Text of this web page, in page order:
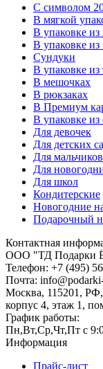
C символом
В мягкой
В упаковке из
В упаковке из
Сундуки
В упаковке из
В мешочках
В рюкзаках
В Премиум
В упаковке
Для девочек
Для детских
Для мальчиков
Для
Для школ
Кондитерские
Новогодние
Подарочный
Контактная
ООО "ТД Подарки
Телефон: +7 (495)
Почта:
Москва, 115201,
корпус 4, этаж 1,
График работы:
Пн,Вт,Ср,Чт,Пт с
Информация
Прайс-лист